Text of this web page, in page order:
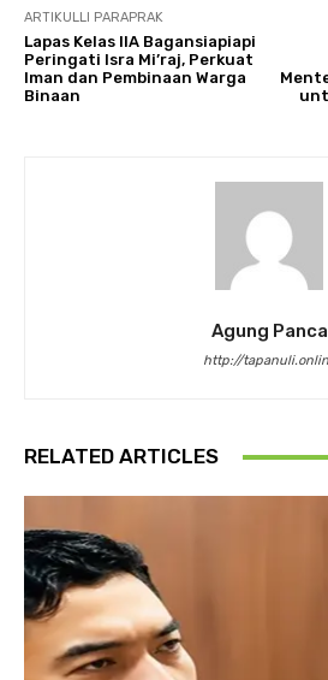
ARTIKULLI PARAPRAK
Lapas Kelas IIA Bagansiapiapi
Peringati Isra Mi’raj, Perkuat
Iman dan Pembinaan Warga
Binaan
Agung Panca
http://
RELATED ARTICLES